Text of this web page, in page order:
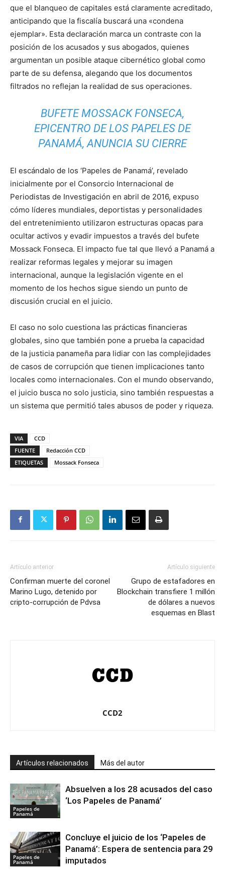
que el blanqueo de capitales está claramente acreditado,
anticipando que la fiscalía buscará una «condena
ejemplar». Esta declaración marca un contraste con la
posición de los acusados y sus abogados, quienes
argumentan un posible ataque cibernético global como
parte de su defensa, alegando que los documentos
filtrados no reflejan la realidad de sus operaciones.
BUFETE MOSSACK FONSECA,
EPICENTRO DE LOS PAPELES DE
PANAMÁ, ANUNCIA SU CIERRE
El escándalo de los ‘Papeles de Panamá’, revelado
inicialmente por el Consorcio Internacional de
Periodistas de Investigación en abril de 2016, expuso
cómo líderes mundiales, deportistas y personalidades
del entretenimiento utilizaron estructuras opacas para
ocultar activos y evadir impuestos a través del bufete
Mossack Fonseca. El impacto fue tal que llevó a Panamá a
realizar reformas legales y mejorar su imagen
internacional, aunque la legislación vigente en el
momento de los hechos sigue siendo un punto de
discusión crucial en el juicio.
El caso no solo cuestiona las prácticas financieras
globales, sino que también pone a prueba la capacidad
de la justicia panameña para lidiar con las complejidades
de casos de corrupción que tienen implicaciones tanto
locales como internacionales. Con el mundo observando,
el juicio busca no solo justicia, sino también respuestas a
un sistema que permitió tales abusos de poder y riqueza.
VIA
CCD
FUENTE
Redacción CCD
ETIQUETAS
Mossack Fonseca
Artículo anterior
Confirman muerte del coronel
Marino Lugo, detenido por
cripto-corrupción de Pdvsa
Artículo siguiente
Grupo de estafadores en
Blockchain transfiere 1 millón
de dólares a nuevos
esquemas en Blast
CCD2
Artículos relacionados Más del autor
Papeles de
Panamá
Absuelven a los 28 acusados del caso
‘Los Papeles de Panamá’
Papeles de
Panamá
Concluye el juicio de los ‘Papeles de
Panamá’: Espera de sentencia para 29
imputados